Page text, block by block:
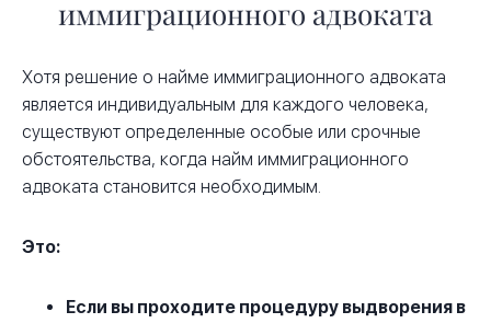
иммиграционного адвоката
Хотя решение о найме иммиграционного адвоката
является индивидуальным для каждого человека,
существуют определенные особые или срочные
обстоятельства, когда найм иммиграционного
адвоката становится необходимым.
Это:
Если вы проходите процедуру выдворения в